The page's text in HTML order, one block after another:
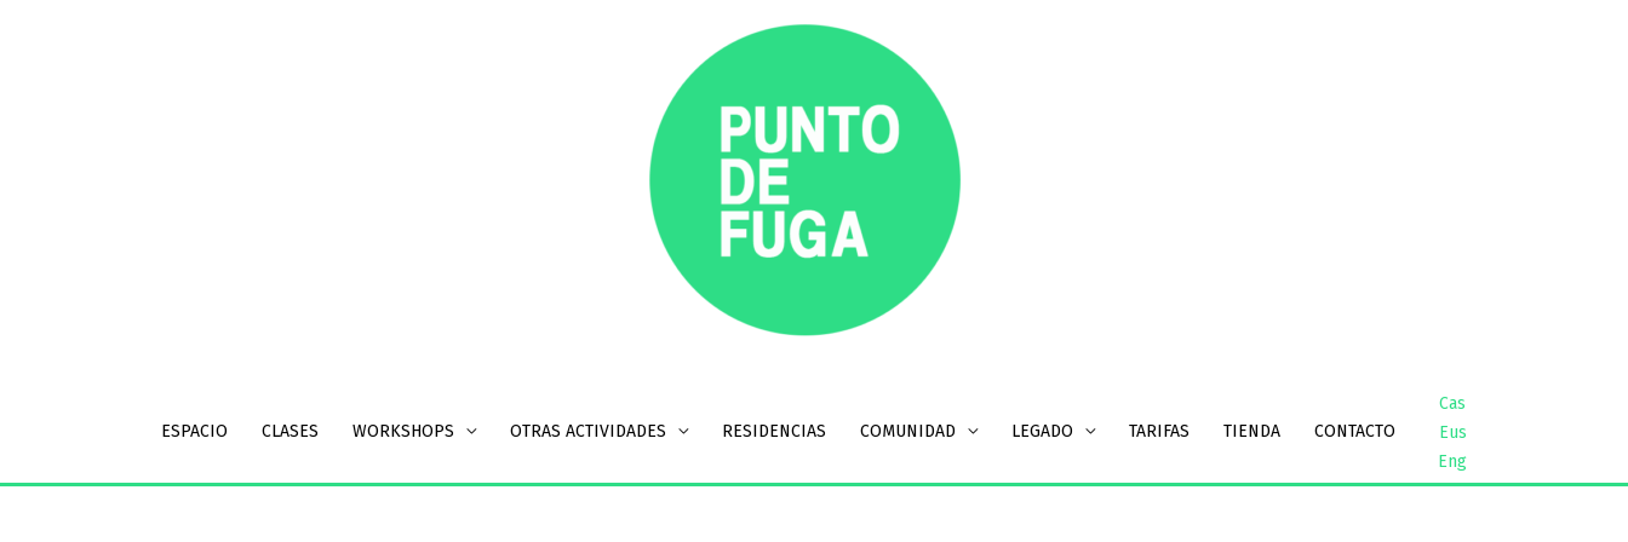
ESPACIO CLASES WORKSHOPS OTRAS ACTIVIDADES RESIDENCIAS COMUNIDAD LEGADO TARIFAS TIENDA CONTACTO
Cas
Eus
Eng